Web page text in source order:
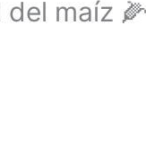
maíz 🌽